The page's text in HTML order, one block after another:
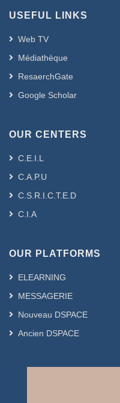
USEFUL LINKS
Web TV
Médiathèque
ResaerchGate
Google Scholar
OUR CENTERS
C.E.I.L
C.A.P.U
C.S.R.I.C.T.E.D
C.I.A
OUR PLATFORMS
ELEARNING
MESSAGERIE
Nouveau DSPACE
Ancien DSPACE